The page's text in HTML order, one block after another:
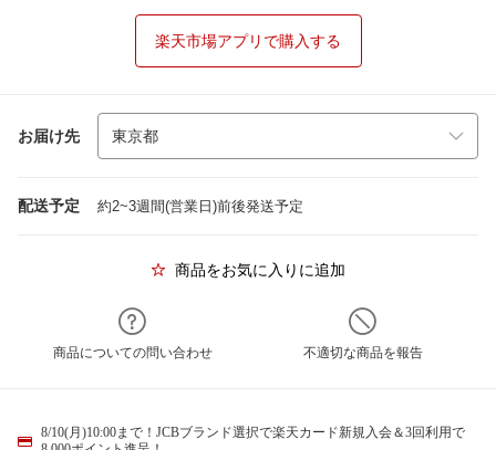
楽天市場アプリで購入する
お届け先
配送予定 約2~3週間(営業日)前後発送予定
商品をお気に入りに追加
商品についての問い合わせ 不適切な商品を報告
8/10(月)10:00まで！JCBブランド選択で楽天カード新規入会＆3回利用で